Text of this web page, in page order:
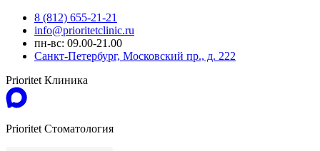
8 (812) 655-21-21
info@prioritetclinic.ru
пн-вс: 09.00-21.00
Санкт-Петербург, Московский пр., д. 222
Prioritet Клиника
Prioritet Стоматология